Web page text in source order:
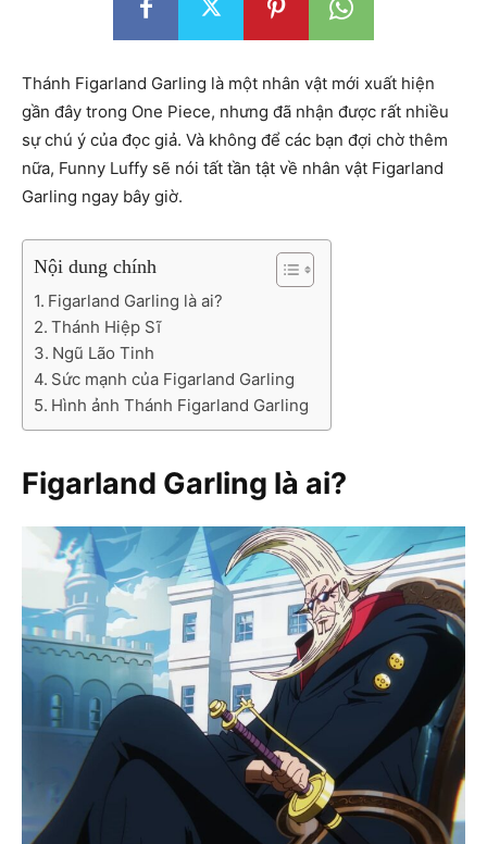
Thánh Figarland Garling là một nhân vật mới xuất hiện
gần đây trong One Piece, nhưng đã nhận được rất nhiều
sự chú ý của đọc giả. Và không để các bạn đợi chờ thêm
nữa, Funny Luffy sẽ nói tất tần tật về nhân vật Figarland
Garling ngay bây giờ.
Nội dung chính
Figarland Garling là ai?
Thánh Hiệp Sĩ
Ngũ Lão Tinh
Sức mạnh của Figarland Garling
Hình ảnh Thánh Figarland Garling
Figarland Garling là ai?